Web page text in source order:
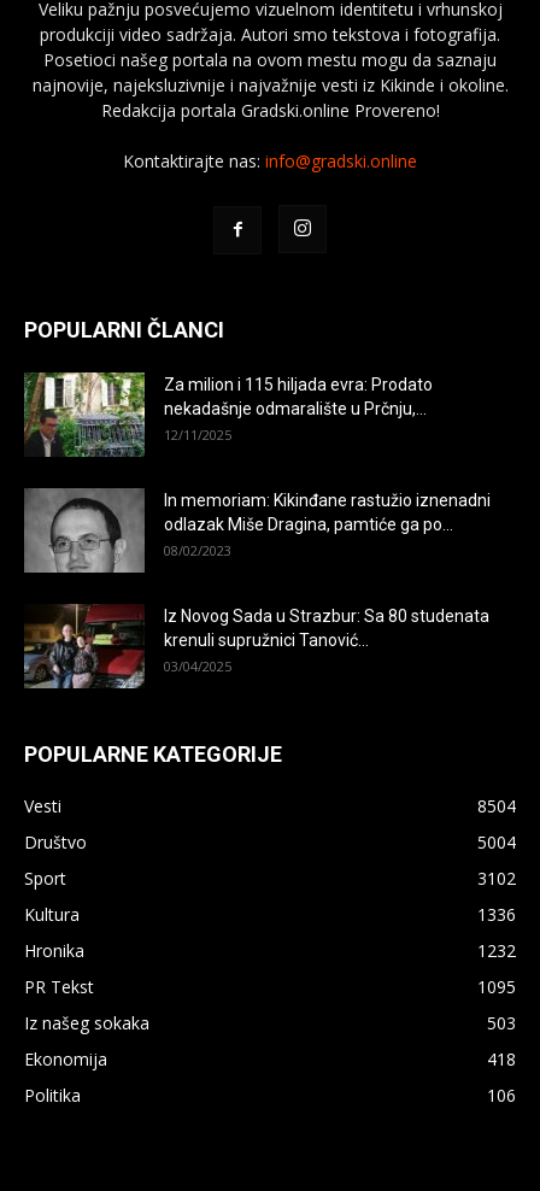
Veliku pažnju posvećujemo vizuelnom identitetu i vrhunskoj
produkciji video sadržaja. Autori smo tekstova i fotografija.
Posetioci našeg portala na ovom mestu mogu da saznaju
najnovije, najeksluzivnije i najvažnije vesti iz Kikinde i okoline.
Redakcija portala Gradski.online Provereno!
Kontaktirajte nas: info@gradski.online
POPULARNI ČLANCI
Za milion i 115 hiljada evra: Prodato
nekadašnje odmaralište u Prčnju,...
12/11/2025
In memoriam: Kikinđane rastužio iznenadni
odlazak Miše Dragina, pamtiće ga po...
08/02/2023
Iz Novog Sada u Strazbur: Sa 80 studenata
krenuli supružnici Tanović...
03/04/2025
POPULARNE KATEGORIJE
Vesti
8504
Društvo
5004
Sport
3102
Kultura
1336
Hronika
1232
PR Tekst
1095
Iz našeg sokaka
503
Ekonomija
418
Politika
106
×